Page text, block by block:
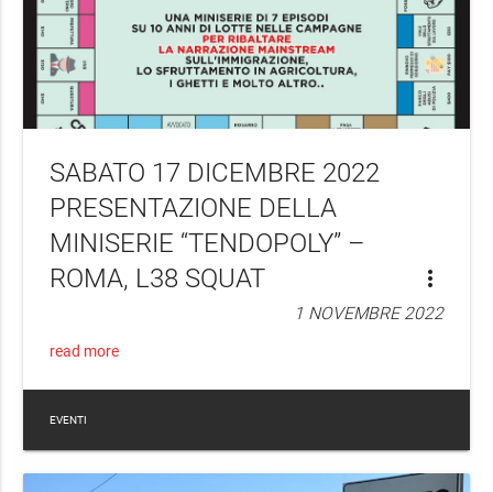
SABATO 17 DICEMBRE 2022
PRESENTAZIONE DELLA
MINISERIE “TENDOPOLY” –
ROMA, L38 SQUAT
more_vert
1 NOVEMBRE 2022
read more
EVENTI